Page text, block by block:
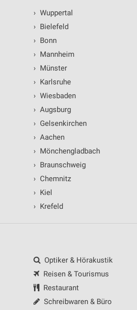
› Wuppertal
› Bielefeld
› Bonn
› Mannheim
› Münster
› Karlsruhe
› Wiesbaden
› Augsburg
› Gelsenkirchen
› Aachen
› Mönchengladbach
› Braunschweig
› Chemnitz
› Kiel
› Krefeld
Optiker & Hörakustik
Reisen & Tourismus
Restaurant
Schreibwaren & Büro